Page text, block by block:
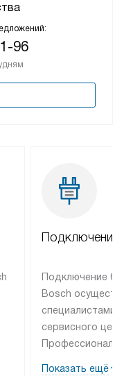
96
Подключение
Подключение
Bosch
специалистами
сервисного
Показать ещё